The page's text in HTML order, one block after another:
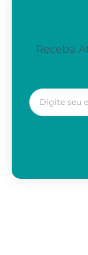
Receba